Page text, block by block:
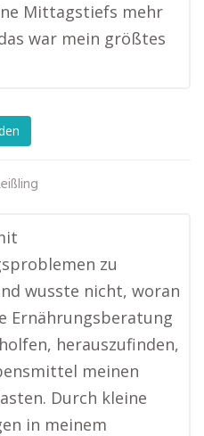
Mittagstiefs mehr
war mein größtes
zu
wusste nicht, woran
Ernährungsberatung
herauszufinden,
meinen
Durch kleine
in meinem